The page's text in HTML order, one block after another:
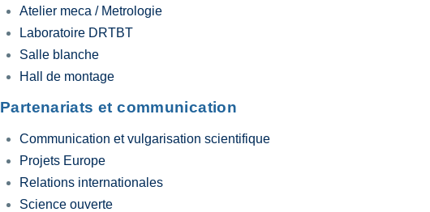
Atelier meca / Metrologie
Laboratoire DRTBT
Salle blanche
Hall de montage
Partenariats et communication
Communication et vulgarisation scientifique
Projets Europe
Relations internationales
Science ouverte